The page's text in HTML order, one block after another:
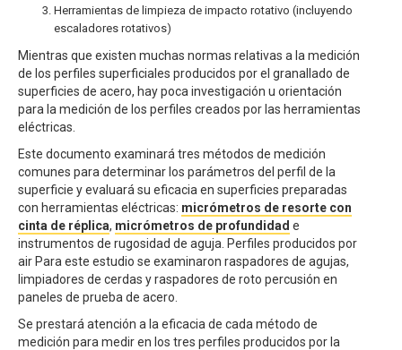
Herramientas de limpieza de impacto rotativo (incluyendo
escaladores rotativos)
Mientras que existen muchas normas relativas a la medición
de los perfiles superficiales producidos por el granallado de
superficies de acero, hay poca investigación u orientación
para la medición de los perfiles creados por las herramientas
eléctricas.
Este documento examinará tres métodos de medición
comunes para determinar los parámetros del perfil de la
superficie y evaluará su eficacia en superficies preparadas
con herramientas eléctricas: micrómetros de resorte con
cinta de réplica, micrómetros de profundidad e
instrumentos de rugosidad de aguja. Perfiles producidos por
air Para este estudio se examinaron raspadores de agujas,
limpiadores de cerdas y raspadores de roto percusión en
paneles de prueba de acero.
Se prestará atención a la eficacia de cada método de
medición para medir en los tres perfiles producidos por la